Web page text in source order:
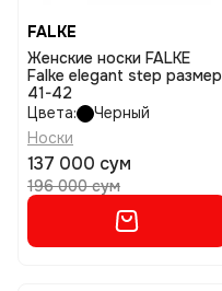
FALKE
Женские носки FALKE
Falke elegant step размер
41-42
Цвета:
Черный
Носки
137 000 сум
196 000 сум